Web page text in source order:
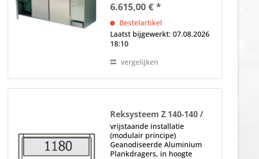
verwisselbaar zonder
gereedschap elektronische
controle (achter het
diafragma)...
6.615,00 € *
Bestelartikel
Laatst bijgewerkt: 07.08.2026
18:10
vergelijken
Reksysteem Z 140-140 /
144-114
vrijstaande installatie
(modulair principe)
Geanodiseerde Aluminium
Plankdragers, in hoogte